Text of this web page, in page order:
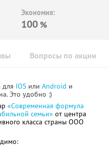
Экономия:
100 %
Вопросы по акции
для IOS или Android и
Это удобно :)
«Современная формула
семьи» от центра
класса страны ООО